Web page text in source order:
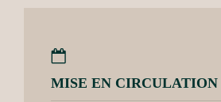
MISE EN CIRCULATION